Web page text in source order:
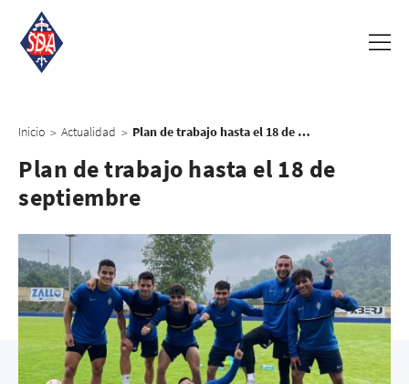
Inicio > Actualidad > Plan de trabajo hasta el 18 de septiembre
Plan de trabajo hasta el 18 de
septiembre